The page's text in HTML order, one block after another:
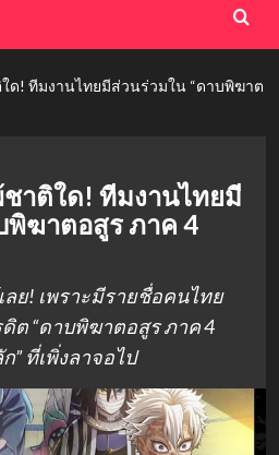
ด! ทีมงานไทยมีส่วนร่วมใน “ดาบพิฆาต
าติใด! ทีมงานไทยมี
พิฆาตอสูร ภาค 4
ย! เพราะมีรายชื่อคนไทย
ต “ดาบพิฆาตอสูร ภาค 4
” ที่เพิ่งลาจอไป